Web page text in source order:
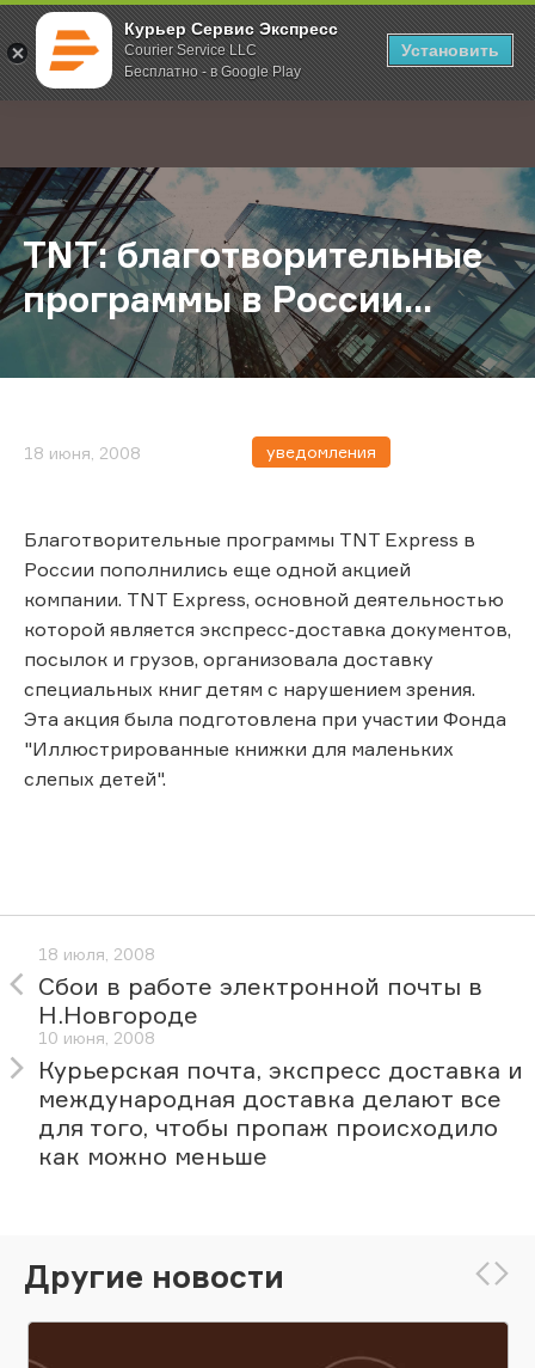
Курьер Сервис Экспресс
Courier Service LLC
Бесплатно - в Google Play
Установить
; Главная О компании Новости TNT: благотворительные
TNT: благотворительные
программы в России...
18 июня, 2008 уведомления
Благотворительные программы TNT Express в
России пополнились еще одной акцией
компании. TNT Express, основной деятельностью
которой является экспресс-доставка документов,
посылок и грузов, организовала доставку
специальных книг детям с нарушением зрения.
Эта акция была подготовлена при участии Фонда
"Иллюстрированные книжки для маленьких
слепых детей".
18 июля, 2008
Сбои в работе электронной почты в
Н.Новгороде
10 июня, 2008
Курьерская почта, экспресс доставка и
международная доставка делают все
для того, чтобы пропаж происходило
как можно меньше
Другие новости